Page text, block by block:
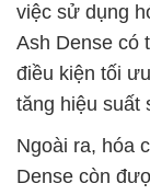
việc sử dụng
Ash Dense có
điều kiện tối
tăng hiệu suất
Ngoài ra, hóa
Dense còn